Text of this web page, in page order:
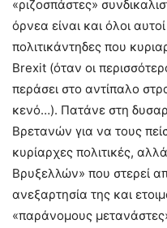
«ριζοσπάστες»
όρνεα είναι και όλοι
πολιτικάντηδες που
Brexit (όταν οι
περάσει στο αντίπαλο
κενό…). Πατάνε στη
Βρετανών για να τους
κυρίαρχες πολιτικές,
Βρυξελλών» που στερεί
ανεξαρτησία της και
«παράνομους